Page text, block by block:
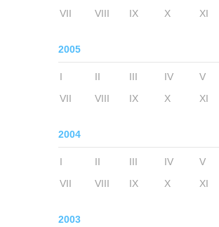
VII
VIII IX X XI
2005
I II III IV V
VII
VIII IX X XI
2004
I II III IV V
VII
VIII IX X XI
2003